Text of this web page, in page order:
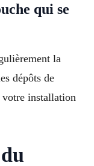
qui se
la
dépôts de
installation